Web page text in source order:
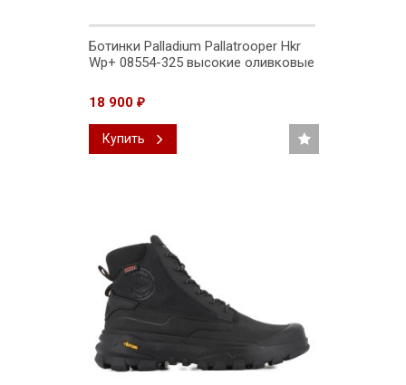
Ботинки Palladium Pallatrooper Hkr
Wp+ 08554-325 высокие оливковые
18 900 ₽
Купить